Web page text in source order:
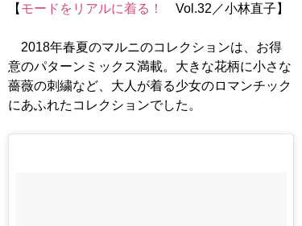
【 モードをリアルに着る！ Vol.32／小林直子】
2018年春夏のマルニのコレクションは、お得
意のパターンミックス満載。大きな花柄に小さな
薔薇の刺繍など、大人が着る少女のロマンチック
にあふれたコレクションでした。